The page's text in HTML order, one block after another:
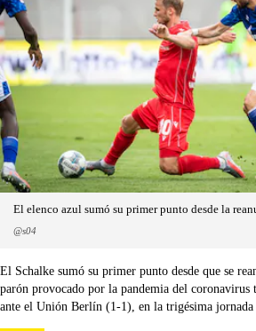
El elenco azul sumó su primer punto desde la
@s04
El Schalke sumó su primer punto desde que se
parón provocado por la pandemia del coronavirus
ante el Unión Berlín (1-1), en la trigésima jornada